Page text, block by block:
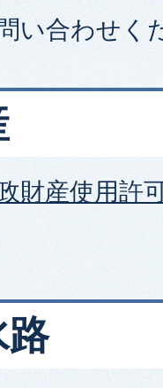
い合わせく
財産使用許
路